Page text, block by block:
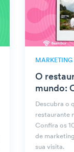
MARKETING
O
mundo:
Descubra o
restaurante
Confira os
de
sua visita.